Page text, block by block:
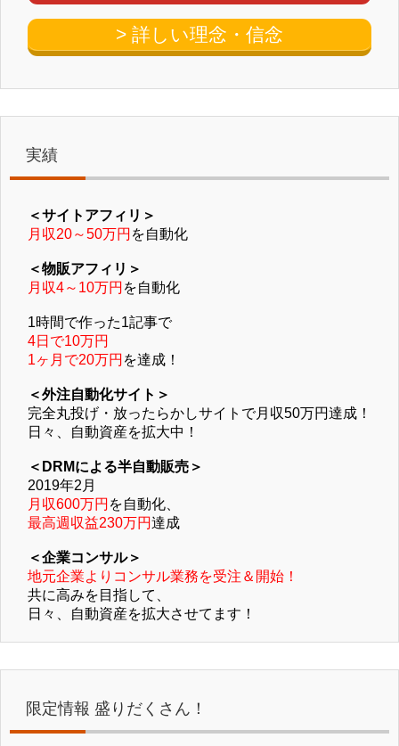
> 詳しい理念・信念
実績
＜サイトアフィリ＞
月収20～50万円 を自動化
＜物販アフィリ＞
月収4～10万円 を自動化
1時間で作った1記事で
4日で10万円
1ヶ月で20万円 を達成！
＜外注自動化サイト＞
完全丸投げ・放ったらかしサイトで月収50万円達成！
日々、自動資産を拡大中！
＜DRMによる半自動販売＞
2019年2月
月収600万円 を自動化、
最高週収益230万円達成
＜企業コンサル＞
地元企業よりコンサル業務を受注＆開始！
共に高みを目指して、
日々、自動資産を拡大させてます！
限定情報 盛りだくさん！